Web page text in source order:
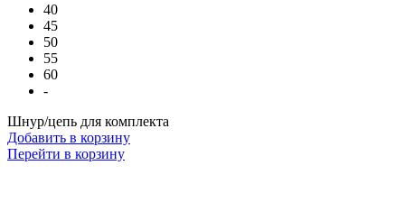
40
45
50
55
60
-
Шнур/цепь для комплекта
Добавить в корзину
Перейти в корзину